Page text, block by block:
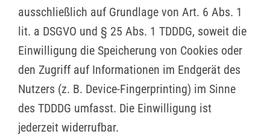
ausschließlich auf Grundlage von Art. 6 Abs. 1
lit. a DSGVO und § 25 Abs. 1 TDDDG, soweit die
Einwilligung die Speicherung von Cookies oder
den Zugriff auf Informationen im Endgerät des
Nutzers (z. B. Device-Fingerprinting) im Sinne
des TDDDG umfasst. Die Einwilligung ist
jederzeit widerrufbar.